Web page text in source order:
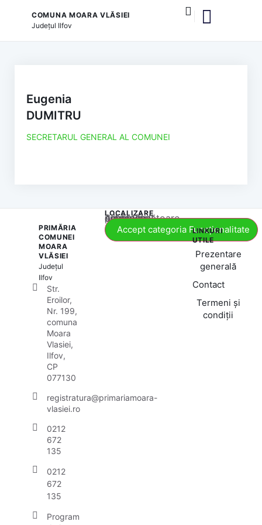
COMUNA MOARA VLĂSIEI
Județul Ilfov
Eugenia
DUMITRU
SECRETARUL GENERAL AL COMUNEI
PRIMĂRIA
COMUNEI
MOARA
VLĂSIEI
Județul
Ilfov
Str.
Eroilor,
Nr. 199,
comuna
Moara
Vlasiei,
Ilfov,
CP
077130
registratura@primariamoara-
vlasiei.ro
0212
672
135
0212
672
135
Program
LOCALIZARE
Acest conținut este blocat până când acceptați categoria corespunzătoare de cookie-uri.
Accept categoria Funcționalitate
LINKURI
UTILE
Prezentare
generală
Contact
Termeni și
condiții